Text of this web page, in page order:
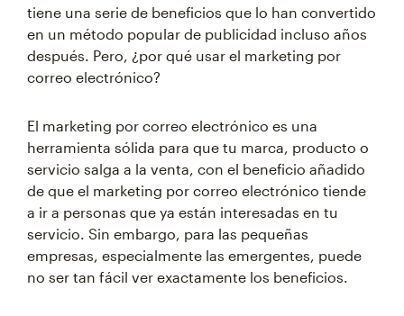
tiene una serie de beneficios que lo han convertido
en un método popular de publicidad incluso años
después. Pero, ¿por qué usar el marketing por
correo electrónico?
El marketing por correo electrónico es una
herramienta sólida para que tu marca, producto o
servicio salga a la venta, con el beneficio añadido
de que el marketing por correo electrónico tiende
a ir a personas que ya están interesadas en tu
servicio. Sin embargo, para las pequeñas
empresas, especialmente las emergentes, puede
no ser tan fácil ver exactamente los beneficios.